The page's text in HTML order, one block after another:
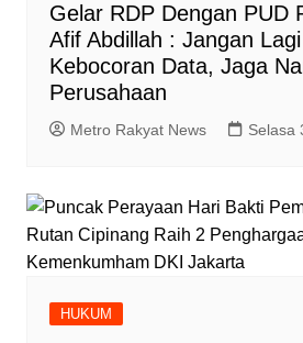
Gelar RDP Dengan PUD
Afif Abdillah : Jangan
Kebocoran Data, Jaga
Perusahaan
Metro Rakyat News Selasa
HUKUM